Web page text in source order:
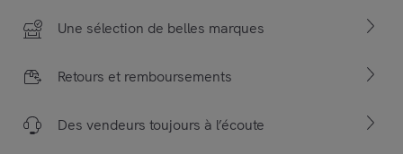
Une sélection de belles marques
Retours et remboursements
Des vendeurs toujours à l’écoute